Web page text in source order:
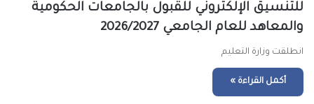
للتنسيق الإلكتروني للقبول بالجامعات الحكومية
والمعاهد للعام الجامعي 2026/2027
انطلقت وزارة التعليم
أكمل القراءة »